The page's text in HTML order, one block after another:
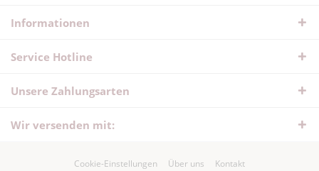
Informationen
Service Hotline
Unsere Zahlungsarten
Wir versenden mit:
Cookie-Einstellungen Über uns
Kontakt